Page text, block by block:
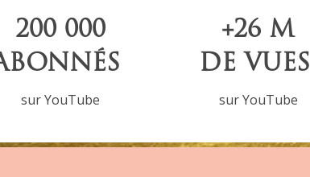
200 000
sur YouTube
+26 M
DE VUES
sur YouTube